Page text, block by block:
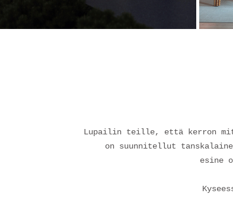
Lupailin teille, että kerron
on suunnitellut
esine